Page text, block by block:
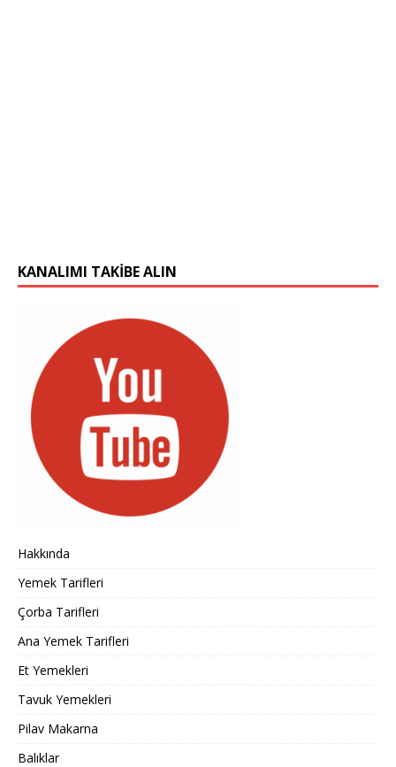
KANALIMI TAKIBE ALIN
Hakkında
Yemek Tarifleri
Çorba Tarifleri
Ana Yemek Tarifleri
Et Yemekleri
Tavuk Yemekleri
Pilav Makarna
Balıklar